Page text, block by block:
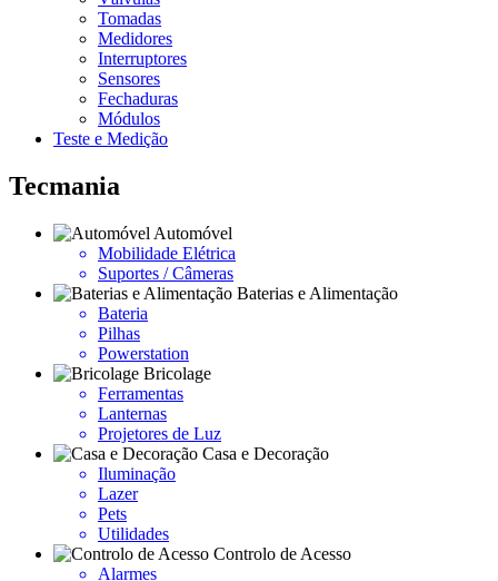
Tomadas
Medidores
Interruptores
Sensores
Fechaduras
Módulos
Teste e Medição
Tecmania
Automóvel
Mobilidade Elétrica
Suportes / Câmeras
Baterias e Alimentação
Bateria
Pilhas
Powerstation
Bricolage
Ferramentas
Lanternas
Projetores de Luz
Casa e Decoração
Iluminação
Lazer
Pets
Utilidades
Controlo de Acesso
Alarmes